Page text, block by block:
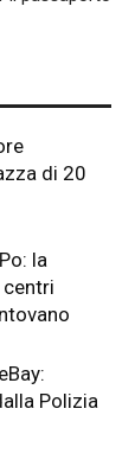
di 20
la
centri
Polizia